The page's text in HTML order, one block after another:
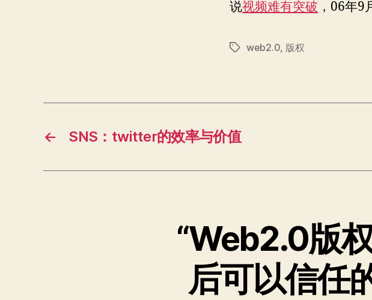
说视频难有突破 ，06年9
标
web2.0, 版权
← SNS：twitter的效率与价值
“Web2.0版
后可以信任